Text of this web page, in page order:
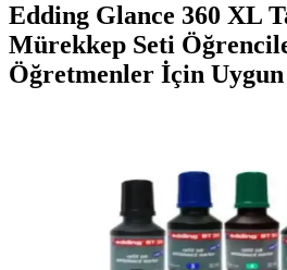
Edding Glance 360 XL
Mürekkep Seti
Öğretmenler İçin Uygun